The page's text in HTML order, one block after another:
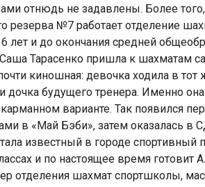
отнюдь не задавлены. Более
резерва №7 работает отделение
лет и до окончания средней
Тарасенко пришла к шахматам
киношная: девочка ходила в тот
дочка будущего тренера. Именно
варианте. Так появился
в «Май Бэби», затем оказалась
известный в городе спортивный
и по настоящее время готовит
отделения шахмат спортшколы,